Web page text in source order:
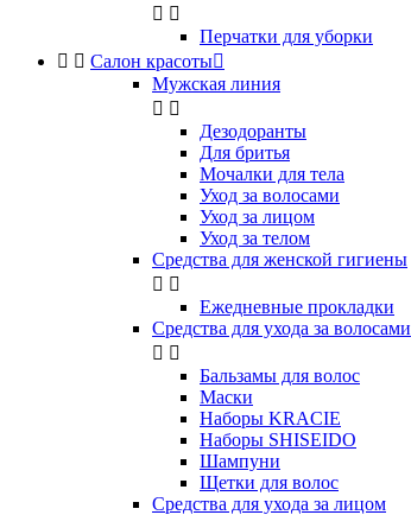
 
Перчатки для уборки
  Салон красоты
Мужская линия
 
Дезодоранты
Для бритья
Мочалки для тела
Уход за волосами
Уход за лицом
Уход за телом
Средства для женской гигиены
 
Ежедневные прокладки
Средства для ухода за волосами
 
Бальзамы для волос
Маски
Наборы KRACIE
Наборы SHISEIDO
Шампуни
Щетки для волос
Средства для ухода за лицом